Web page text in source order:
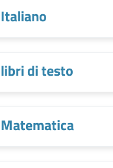
Italiano
libri di testo
Matematica